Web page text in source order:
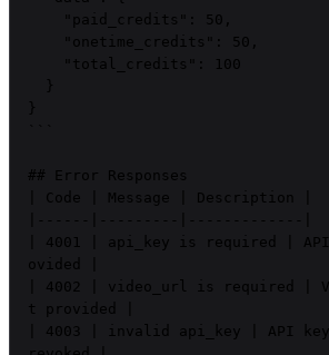
}
## Error Responses
| Code | Message | Description |
|------|---------|-------------|
| 4001 | api_key is required |
ovided |
| 4002 | video_url is required |
t provided |
| 4003 | invalid api_key | API